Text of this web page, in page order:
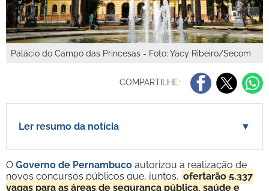
Palácio do Campo das Princesas - Foto: Yacy Ribeiro/Secom
COMPARTILHE:
Ler resumo da notícia ▼
O Governo de Pernambuco autorizou a realização de
novos concursos públicos que, juntos, ofertarão 5.337
vagas para as áreas de segurança pública, saúde e